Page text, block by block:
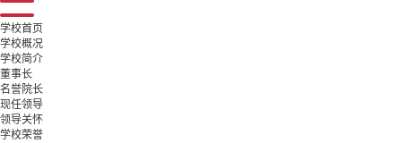
学校首页
学校概况
学校简介
董事长
名誉院长
现任领导
领导关怀
学校荣誉